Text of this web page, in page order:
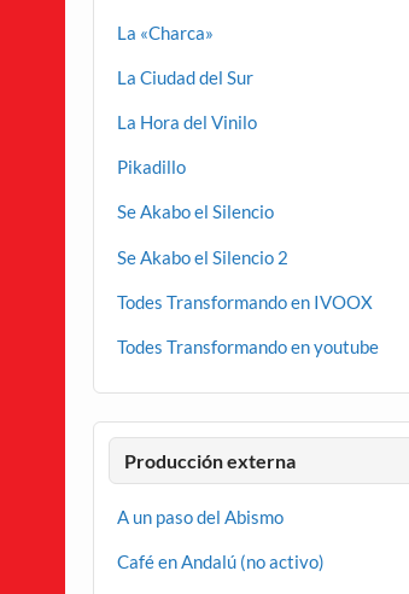
La «Charca»
La Ciudad del Sur
La Hora del Vinilo
Pikadillo
Se Akabo el Silencio
Se Akabo el Silencio 2
Todes Transformando en IVOOX
Todes Transformando en youtube
Producción externa
A un paso del Abismo
Café en Andalú (no activo)